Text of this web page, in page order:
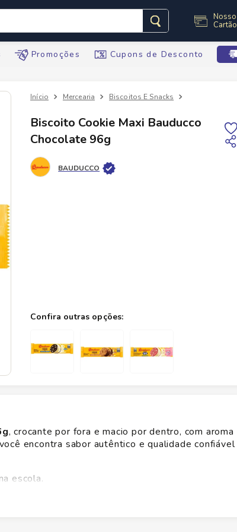
Nosso
Cartão
Promoções Cupons de Desconto
Mercearia Biscoitos E Snacks
Biscoito Cookie Maxi Bauducco
Chocolate 96g
BAUDUCCO
, crocante por fora e macio por dentro, com aroma
encontra sabor autêntico e qualidade confiável
escola.